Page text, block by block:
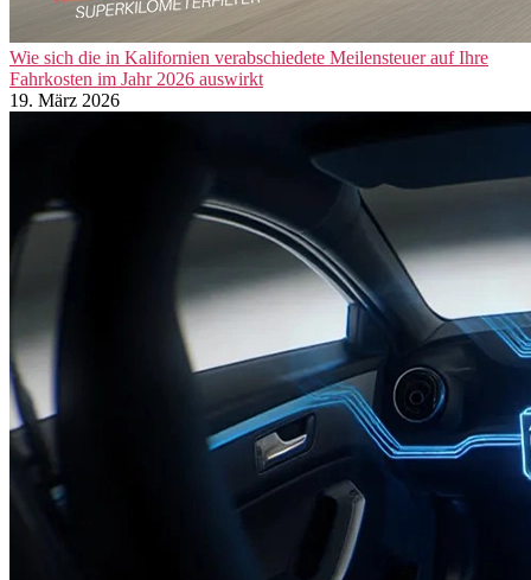
Wie sich die in Kalifornien verabschiedete Meilensteuer auf Ihre
Fahrkosten im Jahr 2026 auswirkt
19. März 2026